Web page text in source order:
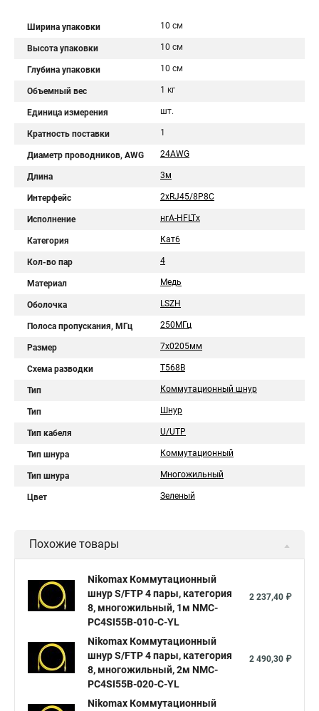
Ширина упаковки 10 см
Высота упаковки 10 см
Глубина упаковки 10 см
Объемный вес 1 кг
Единица измерения шт.
Кратность поставки 1
Диаметр проводников, AWG 24AWG
Длина 3м
Интерфейс 2хRJ45/8P8C
Исполнение нгА-HFLTx
Категория Кат6
Кол-во пар 4
Материал Медь
Оболочка LSZH
Полоса пропускания, МГц 250МГц
Размер 7х0205мм
Схема разводки T568B
Тип Коммутационный шнур
Тип Шнур
Тип кабеля U/UTP
Тип шнура Коммутационный
Тип шнура Многожильный
Цвет Зеленый
Похожие товары
Nikomax Коммутационный
шнур S/FTP 4 пары, категория
8, многожильный, 1м NMC-
PC4SI55B-010-C-YL
2 237,40 ₽
Nikomax Коммутационный
шнур S/FTP 4 пары, категория
8, многожильный, 2м NMC-
PC4SI55B-020-C-YL
2 490,30 ₽
Nikomax Коммутационный